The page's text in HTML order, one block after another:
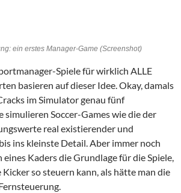
ein erstes Manager-Game (Screenshot)
Spiele für wirklich ALLE
basieren auf dieser Idee. Okay, damals
im Simulator genau fünf
simulieren Soccer-Games wie die der
real existierender und
ins kleinste Detail. Aber immer noch
Kaders die Grundlage für die Spiele,
Kicker so steuern kann, als hätte man die